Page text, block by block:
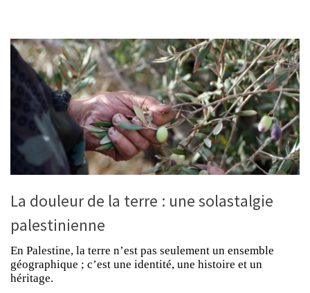
La douleur de la terre : une solastalgie
palestinienne
En Palestine, la terre n’est pas seulement un ensemble
géographique ; c’est une identité, une histoire et un
héritage.